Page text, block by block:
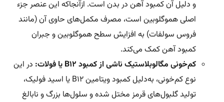
و دلیل آن کمبود آهن در بدن است. ازآنجاکه این عنصر جزء
اصلی هموگلوبین است، مصرف مکمل‌های حاوی آن (مانند
فروس سولفات) به افزایش سطح هموگلوبین و جبران
کمبود آهن کمک می‌کند.
کم‌خونی مگالوبلاستیک ناشی از کمبود B12 یا فولات:
در این
نوع کم‌خونی، به‌دلیل کمبود ویتامین B12 یا اسید فولیک،
تولید گلبول‌های قرمز مختل شده و سلول‌ها بزرگ و نابالغ